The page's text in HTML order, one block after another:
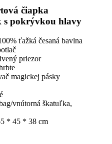
čiapka
s pokrývkou hlavy
ťažká česaná bavlna
priezor
magickej pásky
vnútorná škatuľka,
* 45 * 38 cm